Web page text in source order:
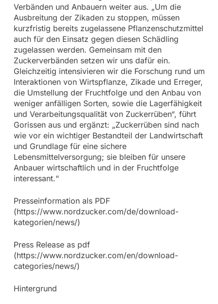
Verbänden und Anbauern weiter aus. „Um die
Ausbreitung der Zikaden zu stoppen, müssen
kurzfristig bereits zugelassene Pflanzenschutzmittel
auch für den Einsatz gegen diesen Schädling
zugelassen werden. Gemeinsam mit den
Zuckerverbänden setzen wir uns dafür ein.
Gleichzeitig intensivieren wir die Forschung rund um
Interaktionen von Wirtspflanze, Zikade und Erreger,
die Umstellung der Fruchtfolge und den Anbau von
weniger anfälligen Sorten, sowie die Lagerfähigkeit
und Verarbeitungsqualität von Zuckerrüben“, führt
Gorissen aus und ergänzt: „Zuckerrüben sind nach
wie vor ein wichtiger Bestandteil der Landwirtschaft
und Grundlage für eine sichere
Lebensmittelversorgung; sie bleiben für unsere
Anbauer wirtschaftlich und in der Fruchtfolge
interessant.“
Presseinformation als PDF
(https://www.nordzucker.com/de/download-
kategorien/news/)
Press Release as pdf
(https://www.nordzucker.com/en/download-
categories/news/)
Hintergrund